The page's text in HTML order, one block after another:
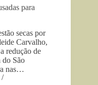
para
secas por
Carvalho,
redução de
do São
nas…